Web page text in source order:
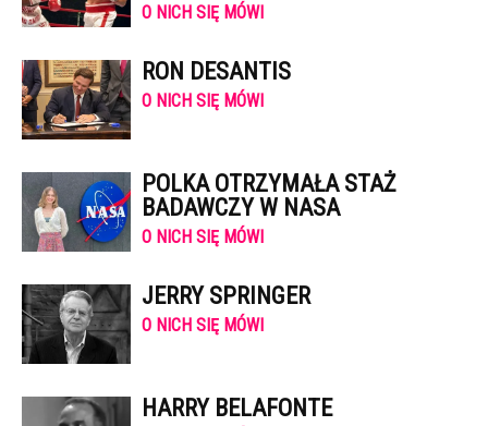
O NICH SIĘ MÓWI
RON DESANTIS
O NICH SIĘ MÓWI
POLKA OTRZYMAŁA STAŻ
BADAWCZY W NASA
O NICH SIĘ MÓWI
JERRY SPRINGER
O NICH SIĘ MÓWI
HARRY BELAFONTE